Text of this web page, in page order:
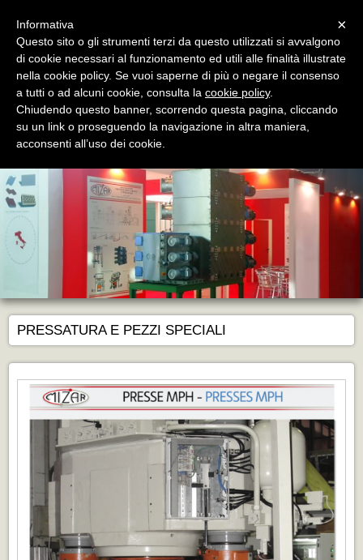
Mizar Technology
Gli Impianti Speciali - The Special Plants
PRESSATURA E PEZZI SPECIALI
×
Informativa
Questo sito o gli strumenti terzi da questo utilizzati si avvalgono
di cookie necessari al funzionamento ed utili alle finalità illustrate
nella cookie policy. Se vuoi saperne di più o negare il consenso
a tutti o ad alcuni cookie, consulta la cookie policy.
Chiudendo questo banner, scorrendo questa pagina, cliccando
su un link o proseguendo la navigazione in altra maniera,
acconsenti all’uso dei cookie.